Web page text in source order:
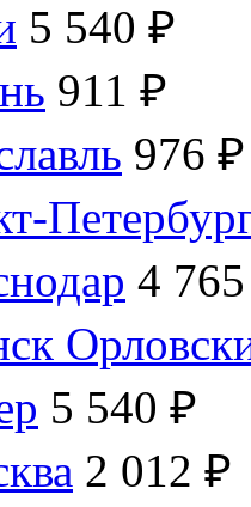
5 540 ₽
911 ₽
976 ₽
4
5 540 ₽
2 012 ₽